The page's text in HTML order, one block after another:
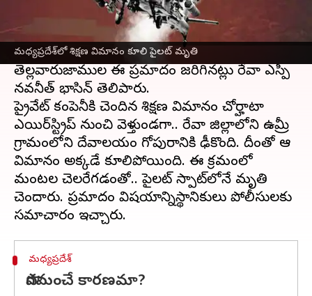
మధ్యప్రదేశ్‌లో శిక్షణ విమానం కూలి పైలట్ మృతి
ప్రమాదానికి గురైంది. ఈ ఘటనలో పైలట్
అక్కడికక్కడే మృతి చెందగా.. శిక్షణ తీసుకున్నంటున్న
వ్యక్తికి తీవ్ర గాయాలయ్యాయి. శుక్రవారం
తెల్లవారుజాముల ఈ ప్రమాదం జరిగినట్లు రేవా ఎస్పీ
నవనీత్ భాసిన్ తెలిపారు.
ప్రైవేట్ కంపెనీకి చెందిన శిక్షణ విమానం చోర్హాటా
ఎయిర్‌స్ట్రిప్ నుంచి వెళ్తుండగా.. రేవా జిల్లాలోని ఉమ్రీ
గ్రామంలోని దేవాలయం గోపురానికి ఢీకొంది. దీంతో ఆ
విమానం అక్కడే కూలిపోయింది. ఈ క్రమంలో
మంటల చెలరేగడంతో.. పైలట్ స్పాట్‌లోనే మృతి
చెందారు. ప్రమాదం విషయాన్నిస్థానికులు పోలీసులకు
మధ్యప్రదేశ్‌
పొగమంచే కారణమా?